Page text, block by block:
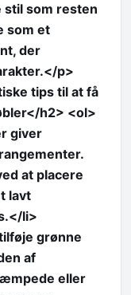
stil som resten
som et
der
p>
tips til at få
h2> <ol>
giver
at placere
lavt
li>
grønne
af
eller